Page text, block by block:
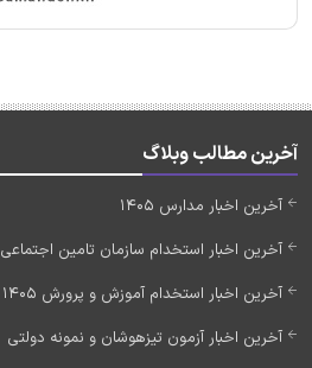
آخرین مطالب وبلاگ
آخرین اخبار مدارس 1405
آخرین اخبار استخدام سازمان تامین اجتماعی 1404 (به زودی)
آخرین اخبار استخدام آموزش و پرورش 1405 (به زودی)
آخرین اخبار آزمون تیزهوشان و نمونه دولتی